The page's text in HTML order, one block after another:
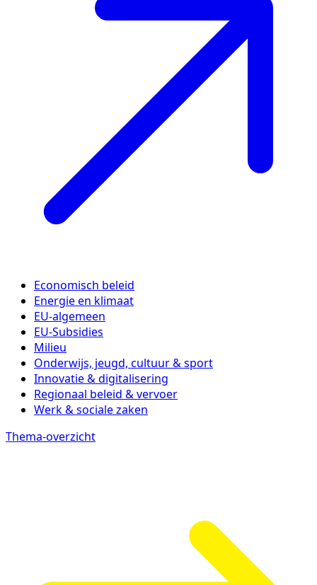
Economisch beleid
Energie en klimaat
EU-algemeen
EU-Subsidies
Milieu
Onderwijs, jeugd, cultuur & sport
Innovatie & digitalisering
Regionaal beleid & vervoer
Werk & sociale zaken
Thema-overzicht